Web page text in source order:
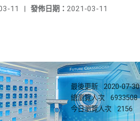
發佈日期： 2021-03-11
11 |
最後更新
2020-07-30
總瀏覽人次
6933508
今日瀏覽人次
2156